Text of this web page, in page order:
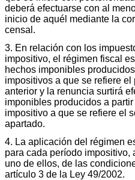
deberá efectuarse con al
inicio de aquél mediante la
censal.
3. En relación con los
impositivo, el régimen fiscal
hechos imponibles
impositivos a que se refiere
anterior y la renuncia surtirá
imponibles producidos a
impositivo a que se refiere el
apartado.
4. La aplicación del régimen
para cada período impositivo,
uno de ellos, de las
artículo 3 de la Ley 49/2002.